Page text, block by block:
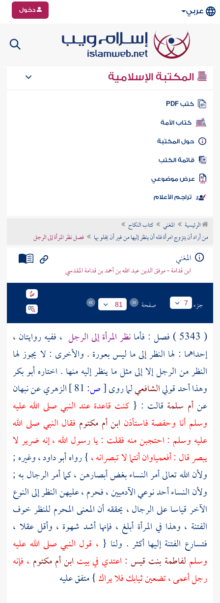
عربي دخول
المكتبة الإسلامية
كتب PDF
كتاب الأمة
المكتبة
الكتب
موضوعي
تراجم الأعلام
الرئيسية المغني
كتاب النكاح
من أراد أن يتزوج امرأة فله أن ينظر إليها من غير أن يخلو بها
فصل نظر المرأة إلى الرجل
المغني
ابن قدامة - موفق الدين عبد الله بن أحمد بن قدامة المقدسي
جزء 7 صفحة 81
( 5343 ) فصل : فأما نظر المرأة إلى الرجل ، ففيه روايتان ،
إحداهما : لها النظر إلى ما ليس بعورة . والأخرى : لا يجوز لها
النظر من الرجل إلا إلى مثل ما ينظر إليه منها . اختارهأبو بكر
وهذا أحد قوليالشافعيلما روى[ص: الزهريعننبهان
عنأم سلمة قالت : { كنت قاعدة عند النبي صلى الله عليه
وسلم أنا وحفصة فاستأذن ابن أم مكتوم فقال النبي صلى الله
عليه وسلم : احتجبن منه فقلت : يا رسول الله ، إنه ضرير لا
يبصر قال : أفعمياوان أنتما لا تبصرانه ،} رواهأبو داود، وغيره ;
ولأن الله تعالى أمر النساء بغض أبصارهن ، كما أمر الرجال به ;
ولأن النساء أحد نوعي الآدميين ، فحرم ، عليهن النظر إلى النوع
الآخر قياسا على الرجال ، يحققه أن المعنى المحرم للنظر خوف
الفتنة ، وهذا في المرأة أبلغ ، فإنها أشد شهوة ، وأقل عقلا ،
فتسارع الفتنة إليها أكثر . ولنا { ، قول النبي صلى الله عليه
وسلم لفاطمة بنت قيس : اعتدي في بيت ابن أم مكتوم ، فإنه
رجل أعمى ، تضعين ثيابك فلا يراك} متفق عليه